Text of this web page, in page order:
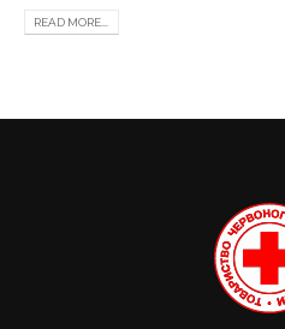
READ MORE...